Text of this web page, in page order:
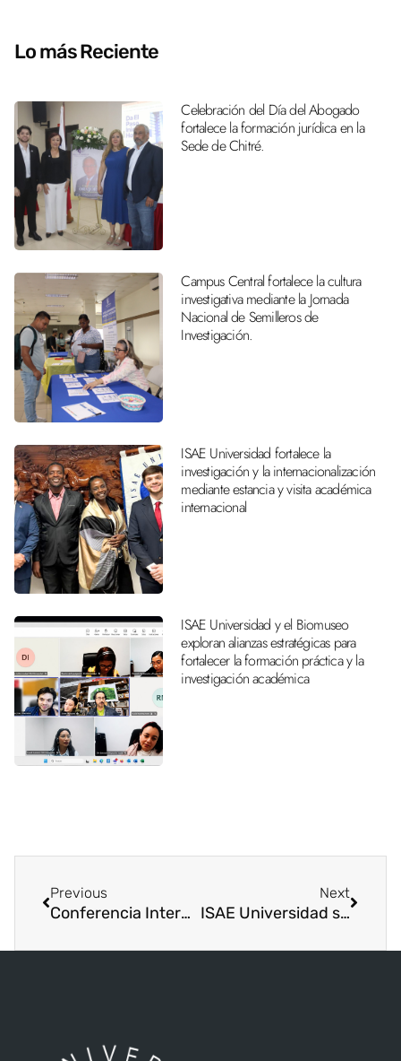
Lo más Reciente
Celebración del Día del Abogado
fortalece la formación jurídica en la
Sede de Chitré.
Campus Central fortalece la cultura
investigativa mediante la Jornada
Nacional de Semilleros de
Investigación.
ISAE Universidad fortalece la
investigación y la internacionalización
mediante estancia y visita académica
internacional
ISAE Universidad y el Biomuseo
exploran alianzas estratégicas para
fortalecer la formación práctica y la
investigación académica
Previous
Conferencia Internacional “Técnicas de Oralidad”
Next
ISAE Universidad sede Metetí, escenario de debates electorales